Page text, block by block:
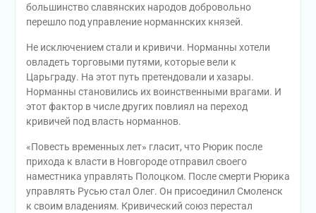
большинство славянских народов добровольно
перешло под управление норманнских князей.
Не исключением стали и кривичи. Норманны хотели
овладеть торговыми путями, которые вели к
Царьграду. На этот путь претендовали и хазары.
Норманны становились их воинственными врагами. И
этот фактор в числе других повлиял на переход
кривичей под власть норманнов.
«Повесть временных лет» гласит, что Рюрик после
прихода к власти в Новгороде отправил своего
наместника управлять Полоцком. После смерти Рюрика
управлять Русью стал Олег. Он присоединил Смоленск
к своим владениям. Кривический союз перестал